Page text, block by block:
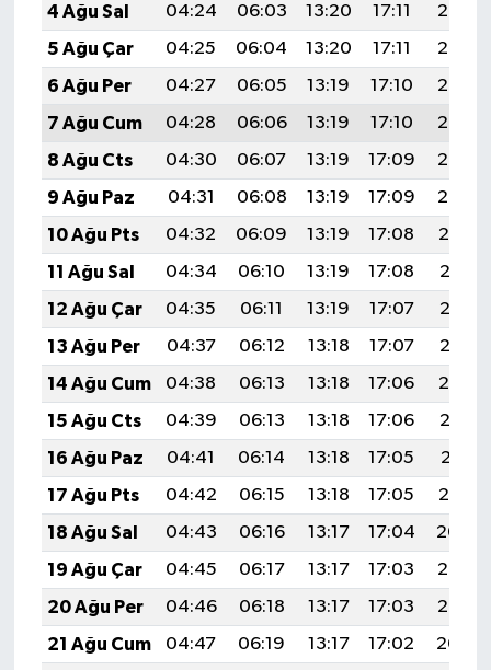
4 Ağu Sal
04:24 06:03 13:20 17:11
20:26
5 Ağu Çar
04:25 06:04 13:20 17:11
20:25
6 Ağu Per
04:27 06:05 13:19 17:10
20:24
7 Ağu Cum
04:28 06:06 13:19 17:10
20:23
8 Ağu Cts
04:30 06:07 13:19 17:09
20:22
9 Ağu Paz
04:31 06:08 13:19 17:09
20:20
10 Ağu Pts
04:32 06:09 13:19 17:08
20:19
11 Ağu Sal
04:34 06:10 13:19 17:08
20:18
12 Ağu Çar
04:35 06:11 13:19 17:07
20:17
13 Ağu Per
04:37 06:12 13:18 17:07
20:15
14 Ağu Cum
04:38 06:13 13:18 17:06
20:14
15 Ağu Cts
04:39 06:13 13:18 17:06
20:13
16 Ağu Paz
04:41 06:14 13:18 17:05
20:11
17 Ağu Pts
04:42 06:15 13:18 17:05
20:10
18 Ağu Sal
04:43 06:16 13:17 17:04
20:09
19 Ağu Çar
04:45 06:17 13:17 17:03
20:07
20 Ağu Per
04:46 06:18 13:17 17:03
20:06
21 Ağu Cum
04:47 06:19 13:17 17:02
20:04